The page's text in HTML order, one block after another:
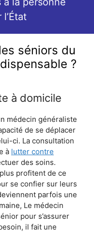
séniors du
?
à domicile
médecin généraliste
de se déplacer
ci. La consultation
à lutter contre
des soins.
profitent de ce
se confier sur leurs
parfois une
Le médecin
pour s’assurer
il fait une